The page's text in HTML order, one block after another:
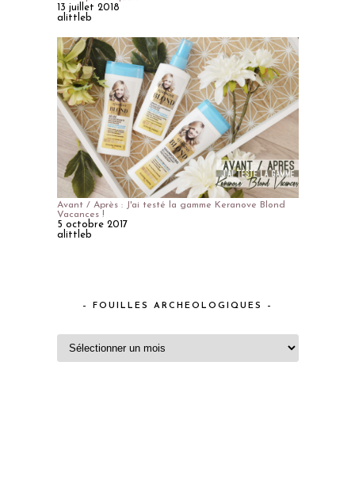
13 juillet 2018
alittleb
Avant / Après : J'ai testé la gamme Keranove Blond
Vacances !
5 octobre 2017
alittleb
– FOUILLES ARCHEOLOGIQUES –